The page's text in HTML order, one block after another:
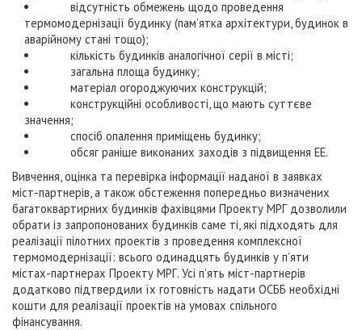
відсутність обмежень щодо проведення
термомодернізації будинку (пам’ятка архітектури, будинок в
аварійному стані тощо);
кількість будинків аналогічної серії в місті;
загальна площа будинку;
матеріал огороджуючих конструкцій;
конструкційні особливості, що мають суттєве
значення;
спосіб опалення приміщень будинку;
обсяг раніше виконаних заходів з підвищення ЕЕ.
Вивчення, оцінка та перевірка інформації наданої в заявках
міст-партнерів, а також обстеження попередньо визначених
багатоквартирних будинків фахівцями Проекту МРГ дозволили
обрати із запропонованих будинків саме ті, які підходять для
реалізації пілотних проектів з проведення комплексної
термомодернізації: всього одинадцять будинків у п’яти
містах-партнерах Проекту МРГ. Усі п’ять міст-партнерів
додатково підтвердили їх готовність надати ОСББ необхідні
кошти для реалізації проектів на умовах спільного
фінансування.